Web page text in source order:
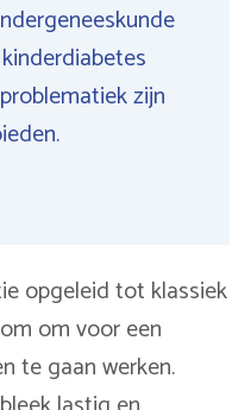
zijn
opgeleid tot klassiek
om voor een
te gaan werken.